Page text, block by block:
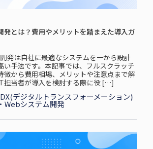
発とは？費用やメリットを踏まえた導入ガ
発は自社に最適なシステムを一から設計
い手法です。本記事では、フルスクラッチ
徴から費用相場、メリットや注意点まで解
担当者が導入を検討する際に役 […]
デジタルトランスフォーメーション)
Webシステム開発